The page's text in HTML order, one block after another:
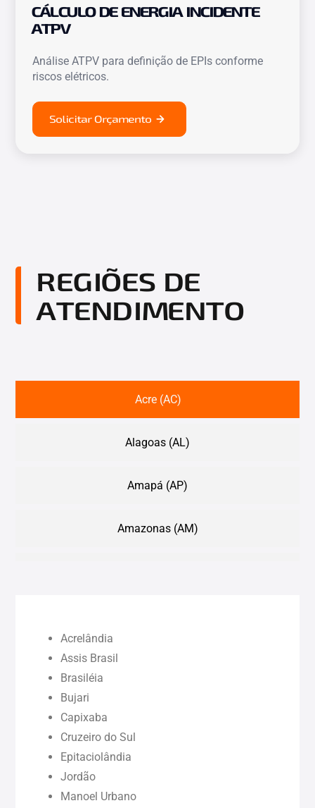
CÁLCULO DE ENERGIA INCIDENTE
ATPV
Análise ATPV para definição de EPIs conforme
riscos elétricos.
Solicitar Orçamento
REGIÕES DE
ATENDIMENTO
Acre (AC)
Alagoas (AL)
Amapá (AP)
Amazonas (AM)
Paraíba (PB)
Acrelândia
Assis Brasil
Brasiléia
Bujari
Capixaba
Cruzeiro do Sul
Epitaciolândia
Jordão
Manoel Urbano